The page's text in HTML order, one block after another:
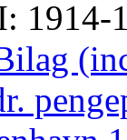
1914-